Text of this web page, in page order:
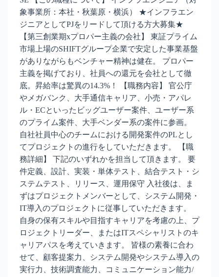
象事業所：本社・秋葉原・横浜） ★インフラエン
ジニアとしてPJをリードして頂ける方大募集★
【第三創業期xプロパー主義の会社】 東証プライム
市場上場のSHIFTグループ企業で安定した事業基盤
がありながらもベンチャー精神は健在。 プロパー
主義を掲げており、社員への還元を会社として徹
底。昇給率は驚異の14.3%！ 【職務内容】 官公庁
やメガバンク、大手通信キャリア、小売・アパレ
ル・ECといったビッグユーザー案件、ユーザー系
のプライム案件、大手ベンダー系の案件に参画。
自社社員中心のチームにおける開発案件のPLとし
てプロジェクトの進行をしていただきます。 【職
務詳細】 下記のいずれかを担当して頂きます。 要
件定義、設計、実装・単体テスト、結合テスト・シ
ステムテスト、リリース、運用保守 入社後は、ま
ずはプロジェクトメンバーとして、システム開発・
IT導入のプロジェクトに従事していただきます。
自身の保有スキルや目指すキャリアを考慮の上、プ
ロジェクトリーダー、またはITスペシャリストのキ
ャリアパスを考えていきます。 皆様の素養に合わ
せて、顧客提案力、システム開発やシステム導入の
実行力、技術調査能力、コミュニケーション能力/